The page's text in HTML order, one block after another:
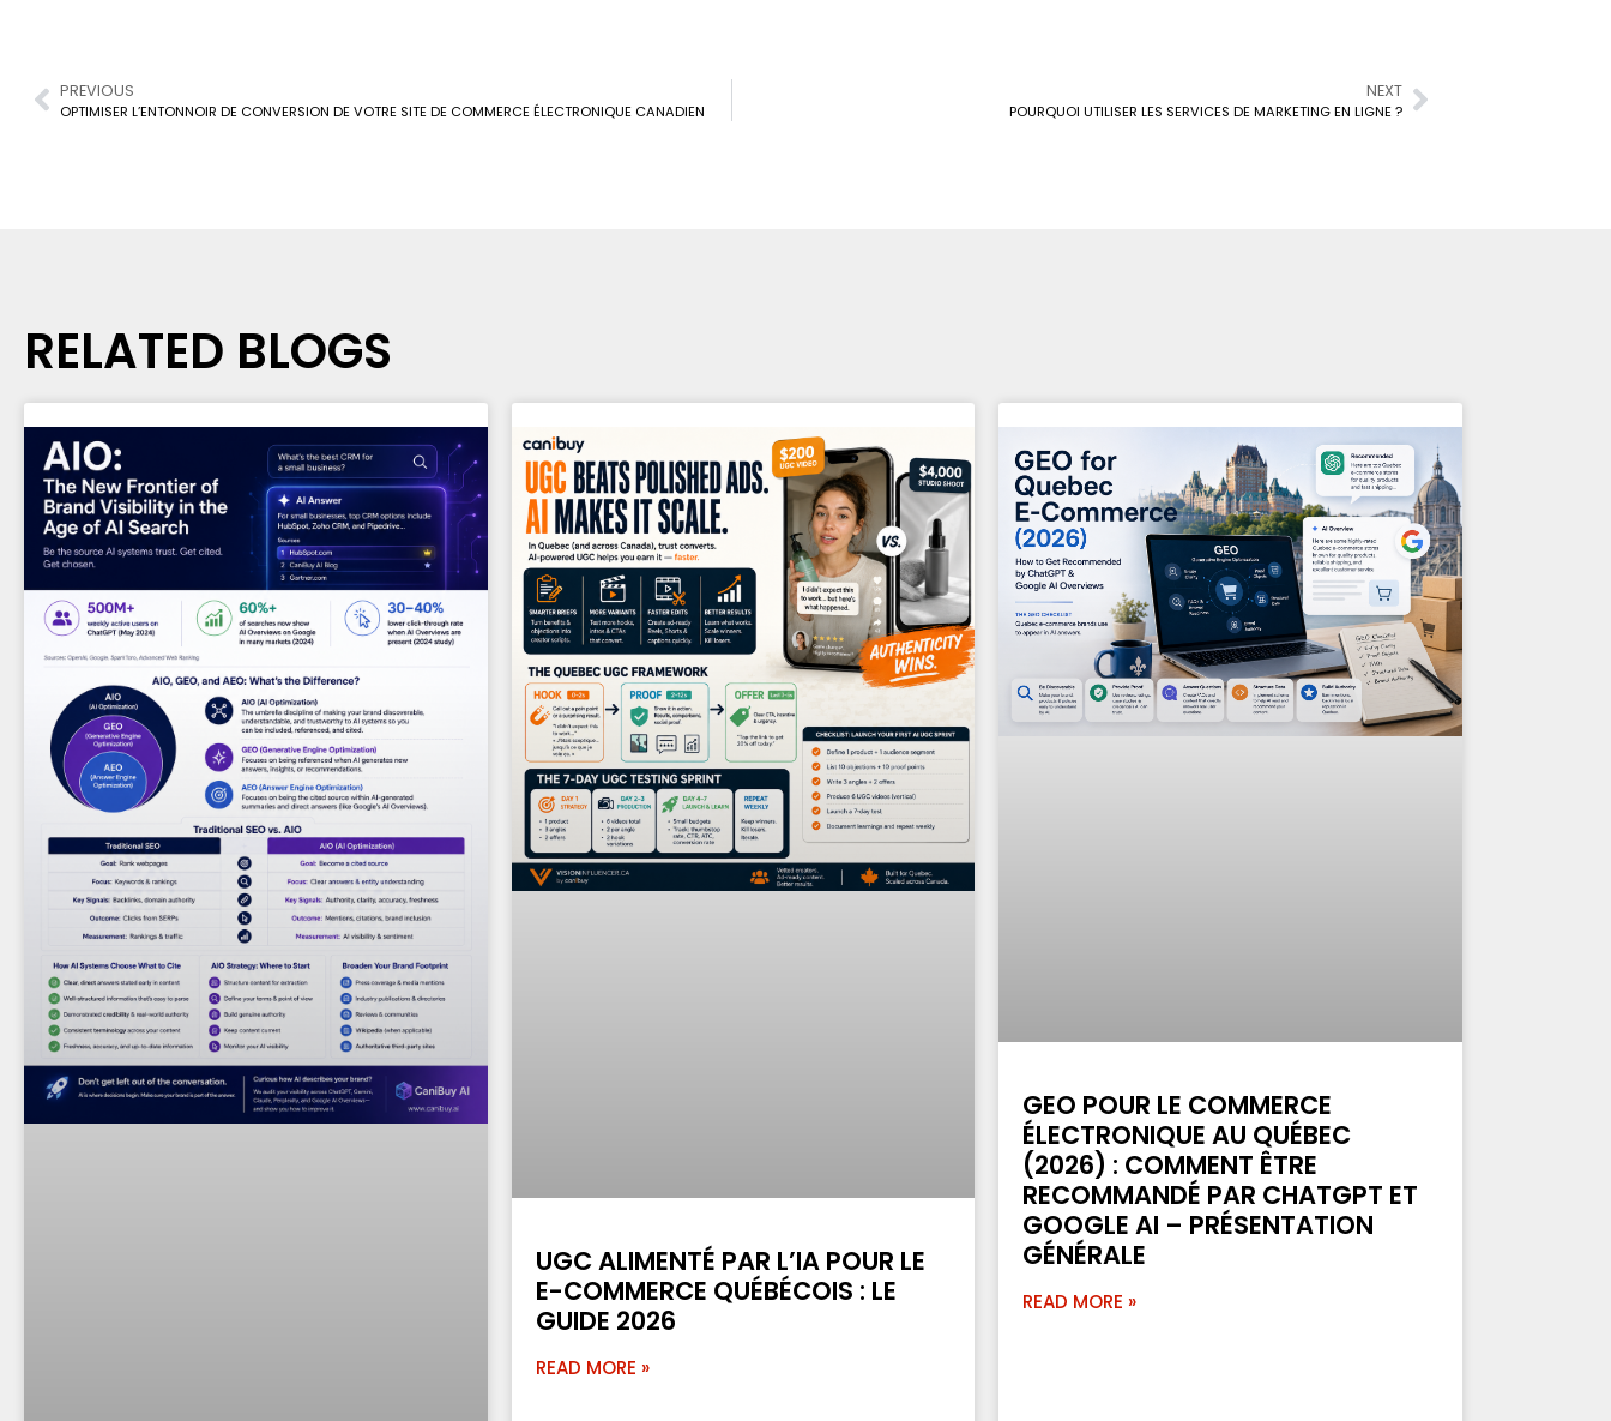
PREVIOUS
OPTIMISER L’ENTONNOIR DE CONVERSION DE VOTRE SITE DE COMMERCE ÉLECTRONIQUE CANADIEN
NEXT
POURQUOI UTILISER LES SERVICES DE MARKETING EN LIGNE ?
RELATED BLOGS
UGC ALIMENTÉ PAR L’IA POUR LE
E-COMMERCE QUÉBÉCOIS : LE
GUIDE 2026
READ MORE »
GEO POUR LE COMMERCE
ÉLECTRONIQUE AU QUÉBEC
(2026) : COMMENT ÊTRE
RECOMMANDÉ PAR CHATGPT ET
GOOGLE AI – PRÉSENTATION
GÉNÉRALE
READ MORE »